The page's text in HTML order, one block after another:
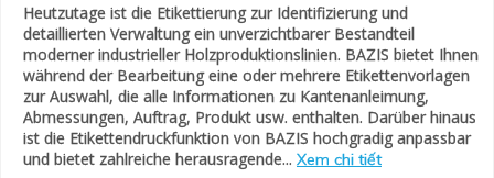
Heutzutage ist die Etikettierung zur Identifizierung und
detaillierten Verwaltung ein unverzichtbarer Bestandteil
moderner industrieller Holzproduktionslinien. BAZIS bietet Ihnen
während der Bearbeitung eine oder mehrere Etikettenvorlagen
zur Auswahl, die alle Informationen zu Kantenanleimung,
Abmessungen, Auftrag, Produkt usw. enthalten. Darüber hinaus
ist die Etikettendruckfunktion von BAZIS hochgradig anpassbar
und bietet zahlreiche herausragende... Xem chi tiết